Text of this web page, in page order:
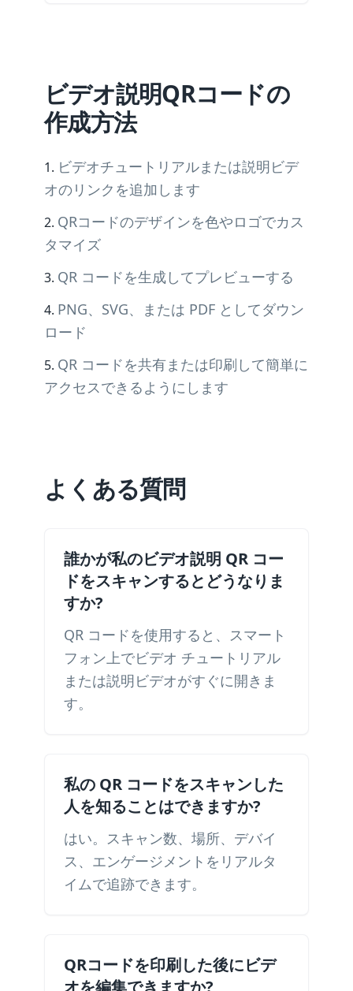
ビデオ説明QRコードの
作成方法
ビデオチュートリアルまたは説明ビデ
オのリンクを追加します
QRコードのデザインを色やロゴでカス
タマイズ
QR コードを生成してプレビューする
PNG、SVG、または PDF としてダウン
ロード
QR コードを共有または印刷して簡単に
アクセスできるようにします
よくある質問
誰かが私のビデオ説明 QR コー
ドをスキャンするとどうなりま
すか?
QR コードを使用すると、スマート
フォン上でビデオ チュートリアル
または説明ビデオがすぐに開きま
す。
私の QR コードをスキャンした
人を知ることはできますか?
はい。スキャン数、場所、デバイ
ス、エンゲージメントをリアルタ
イムで追跡できます。
QRコードを印刷した後にビデ
オを編集できますか?